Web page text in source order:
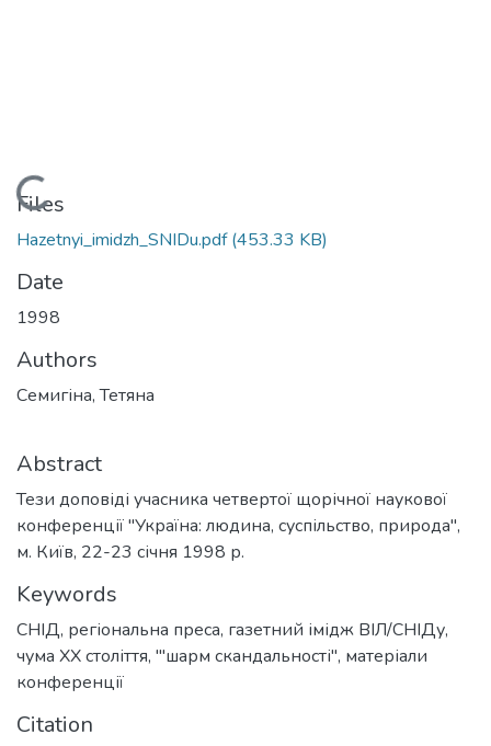
Loading...
Files
Hazetnyi_imidzh_SNIDu.pdf(453.33 KB)
Date
1998
Authors
Семигіна, Тетяна
Abstract
Тези доповіді учасника четвертої щорічної наукової
конференції "Україна: людина, суспільство, природа",
м. Київ, 22-23 січня 1998 р.
Keywords
СНІД, регіональна преса, газетний імідж ВІЛ/СНІДу,
чума ХХ століття, '"шарм скандальності", матеріали
конференції
Citation